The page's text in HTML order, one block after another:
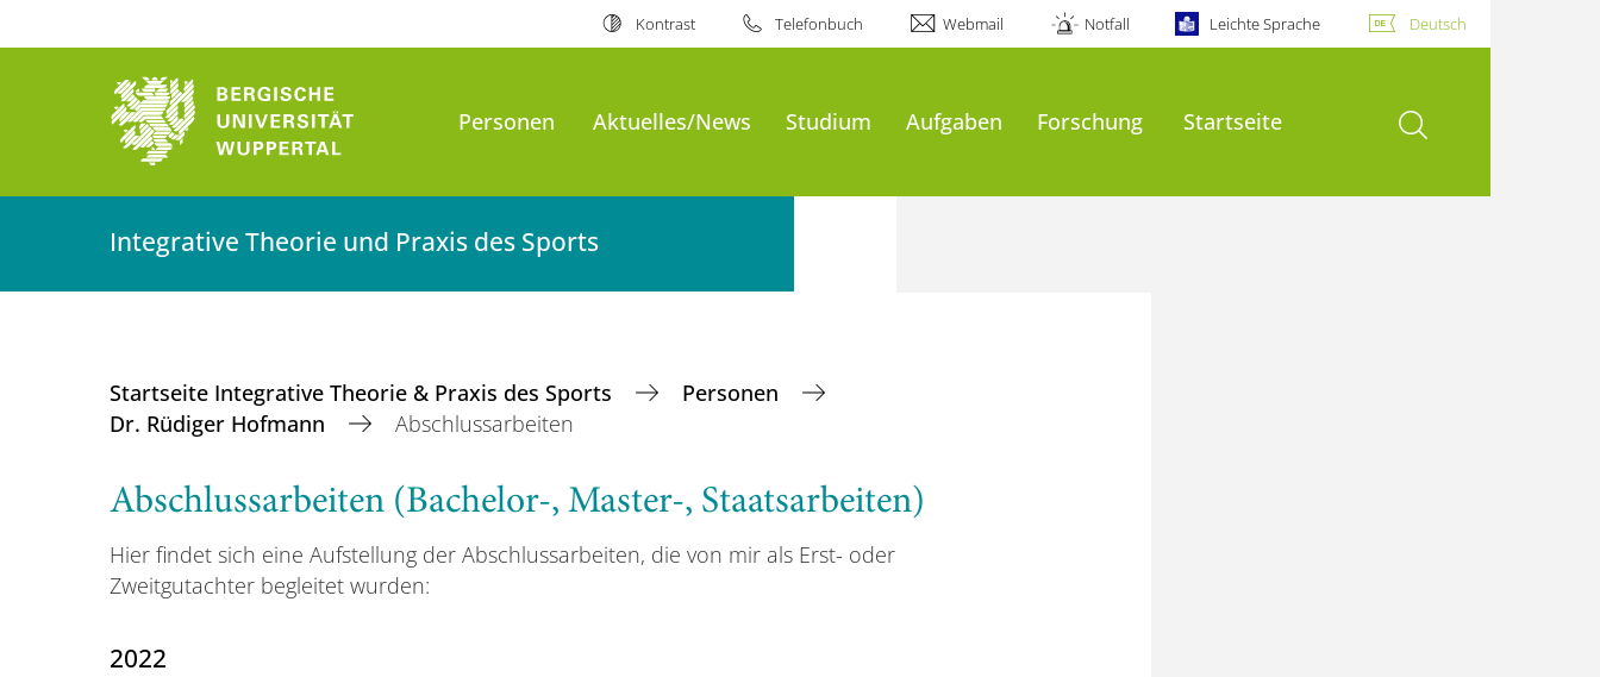
Kontrast Telefonbuch Webmail Notfall Leichte Sprache Deutsch
Personen Aktuelles/News Studium Aufgaben Forschung Startseite Suche öffnen
Integrative Theorie und Praxis des Sports
Startseite Integrative Theorie & Praxis des Sports
Personen
Dr. Rüdiger Hofmann
Abschlussarbeiten
Abschlussarbeiten (Bachelor-, Master-, Staatsarbeiten)
Hier findet sich eine Aufstellung der Abschlussarbeiten, die von mir als Erst- oder
Zweitgutachter begleitet wurden:
2022